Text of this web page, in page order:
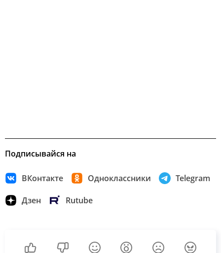
Подписывайся на
ВКонтакте Одноклассники Telegram
Дзен Rutube